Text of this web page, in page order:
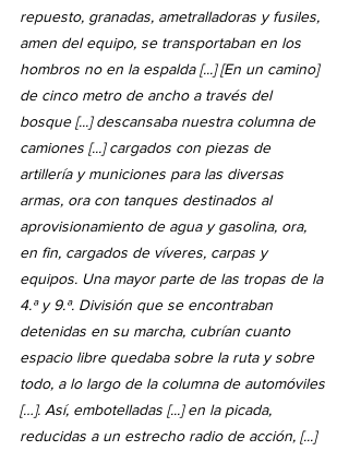
repuesto, granadas, ametralladoras y fusiles,
amen del equipo, se transportaban en los
hombros no en la espalda [...] [En un camino]
de cinco metro de ancho a través del
bosque [...] descansaba nuestra columna de
camiones [...] cargados con piezas de
artillería y municiones para las diversas
armas, ora con tanques destinados al
aprovisionamiento de agua y gasolina, ora,
en fin, cargados de víveres, carpas y
equipos. Una mayor parte de las tropas de la
4.ª y 9.ª. División que se encontraban
detenidas en su marcha, cubrían cuanto
espacio libre quedaba sobre la ruta y sobre
todo, a lo largo de la columna de automóviles
[…]. Así, embotelladas [...] en la picada,
reducidas a un estrecho radio de acción, [...]